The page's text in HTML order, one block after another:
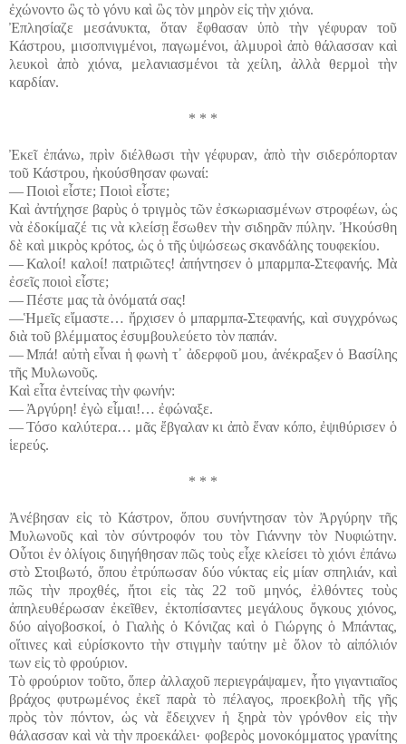
ἐχώνοντο ὣς τὸ γόνυ καὶ ὣς τὸν μηρὸν εἰς τὴν χιόνα.
Ἐπλησίαζε μεσάνυκτα, ὅταν ἔφθασαν ὑπὸ τὴν γέφυραν τοῦ
Κάστρου, μισοπνιγμένοι, παγωμένοι, ἁλμυροὶ ἀπὸ θάλασσαν καὶ
λευκοὶ ἀπὸ χιόνα, μελανιασμένοι τὰ χείλη, ἀλλὰ θερμοὶ τὴν
καρδίαν.
* * *
Ἐκεῖ ἐπάνω, πρὶν διέλθωσι τὴν γέφυραν, ἀπὸ τὴν σιδερόπορταν
τοῦ Κάστρου, ἠκούσθησαν φωναί:
― Ποιοὶ εἶστε; Ποιοὶ εἶστε;
Καὶ ἀντήχησε βαρὺς ὁ τριγμὸς τῶν ἐσκωριασμένων στροφέων, ὡς
νὰ ἐδοκίμαζέ τις νὰ κλείσῃ ἔσωθεν τὴν σιδηρᾶν πύλην. Ἠκούσθη
δὲ καὶ μικρὸς κρότος, ὡς ὁ τῆς ὑψώσεως σκανδάλης τουφεκίου.
― Καλοί! καλοί! πατριῶτες! ἀπήντησεν ὁ μπαρμπα-Στεφανής. Μὰ
ἐσεῖς ποιοὶ εἶστε;
― Πέστε μας τὰ ὀνόματά σας!
―Ἡμεῖς εἴμαστε… ἤρχισεν ὁ μπαρμπα-Στεφανής, καὶ συγχρόνως
διὰ τοῦ βλέμματος ἐσυμβουλεύετο τὸν παπάν.
― Μπά! αὐτὴ εἶναι ἡ φωνὴ τ᾽ ἀδερφοῦ μου, ἀνέκραξεν ὁ Βασίλης
τῆς Μυλωνοῦς.
Καὶ εἶτα ἐντείνας τὴν φωνήν:
― Ἀργύρη! ἐγὼ εἶμαι!… ἐφώναξε.
― Τόσο καλύτερα… μᾶς ἔβγαλαν κι ἀπὸ ἕναν κόπο, ἐψιθύρισεν ὁ
ἱερεύς.
* * *
Ἀνέβησαν εἰς τὸ Κάστρον, ὅπου συνήντησαν τὸν Ἀργύρην τῆς
Μυλωνοῦς καὶ τὸν σύντροφόν του τὸν Γιάννην τὸν Νυφιώτην.
Οὗτοι ἐν ὀλίγοις διηγήθησαν πῶς τοὺς εἶχε κλείσει τὸ χιόνι ἐπάνω
στὸ Στοιβωτό, ὅπου ἐτρύπωσαν δύο νύκτας εἰς μίαν σπηλιάν, καὶ
πῶς τὴν προχθές, ἤτοι εἰς τὰς 22 τοῦ μηνός, ἐλθόντες τοὺς
ἀπηλευθέρωσαν ἐκεῖθεν, ἐκτοπίσαντες μεγάλους ὄγκους χιόνος,
δύο αἰγοβοσκοί, ὁ Γιαλὴς ὁ Κόνιζας καὶ ὁ Γιώργης ὁ Μπάντας,
οἵτινες καὶ εὑρίσκοντο τὴν στιγμὴν ταύτην μὲ ὅλον τὸ αἰπόλιόν
των εἰς τὸ φρούριον.
Τὸ φρούριον τοῦτο, ὅπερ ἀλλαχοῦ περιεγράψαμεν, ἦτο γιγαντιαῖος
βράχος φυτρωμένος ἐκεῖ παρὰ τὸ πέλαγος, προεκβολὴ τῆς γῆς
πρὸς τὸν πόντον, ὡς νὰ ἔδειχνεν ἡ ξηρὰ τὸν γρόνθον εἰς τὴν
θάλασσαν καὶ νὰ τὴν προεκάλει· φοβερὸς μονοκόμματος γρανίτης